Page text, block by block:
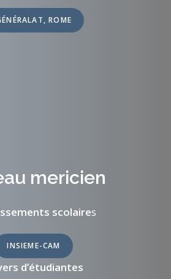
ROME
mericien
scolaires
INSIEME-CAM
d’étudiantes